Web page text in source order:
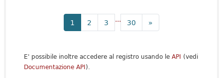
1 2 3 ... 30 »
E' possibile inoltre accedere al registro usando le API (vedi
Documentazione API).